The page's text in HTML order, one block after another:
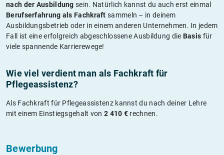
nach der Ausbildung sein. Natürlich kannst du auch erst einmal
Berufserfahrung als Fachkraft sammeln – in deinem
Ausbildungsbetrieb oder in einem anderen Unternehmen. In jedem
Fall ist eine erfolgreich abgeschlossene Ausbildung die Basis für
viele spannende Karrierewege!
Wie viel verdient man als Fachkraft für
Pflegeassistenz?
Als Fachkraft für Pflegeassistenz kannst du nach deiner Lehre
mit einem Einstiegsgehalt von2 410 € rechnen.
Bewerbung